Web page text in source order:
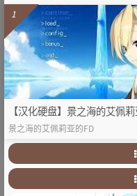
【汉化硬盘】景之海的艾佩
景之海的艾佩莉亚的FD
1
1.故事简介：
2.部分预览